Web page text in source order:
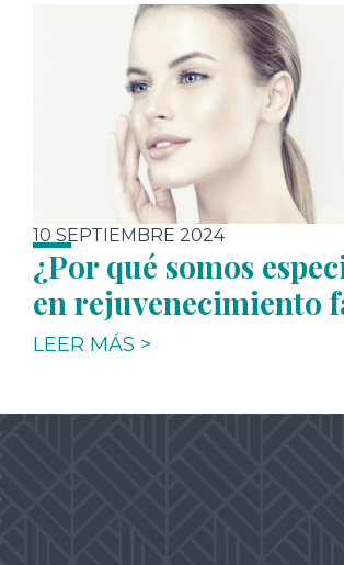
10 SEPTIEMBRE 2024
¿Por qué somos
en rejuvenecimiento
LEER MÁS >